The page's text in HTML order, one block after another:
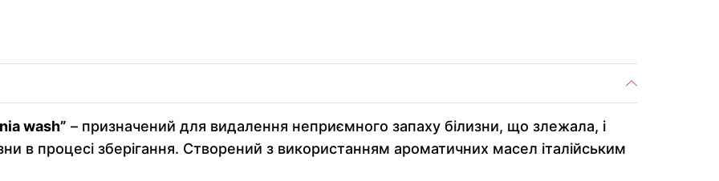
wash” – призначений для видалення неприємного запаху білизни, що злежала, і
в процесі зберігання. Створений з використанням ароматичних масел італійським